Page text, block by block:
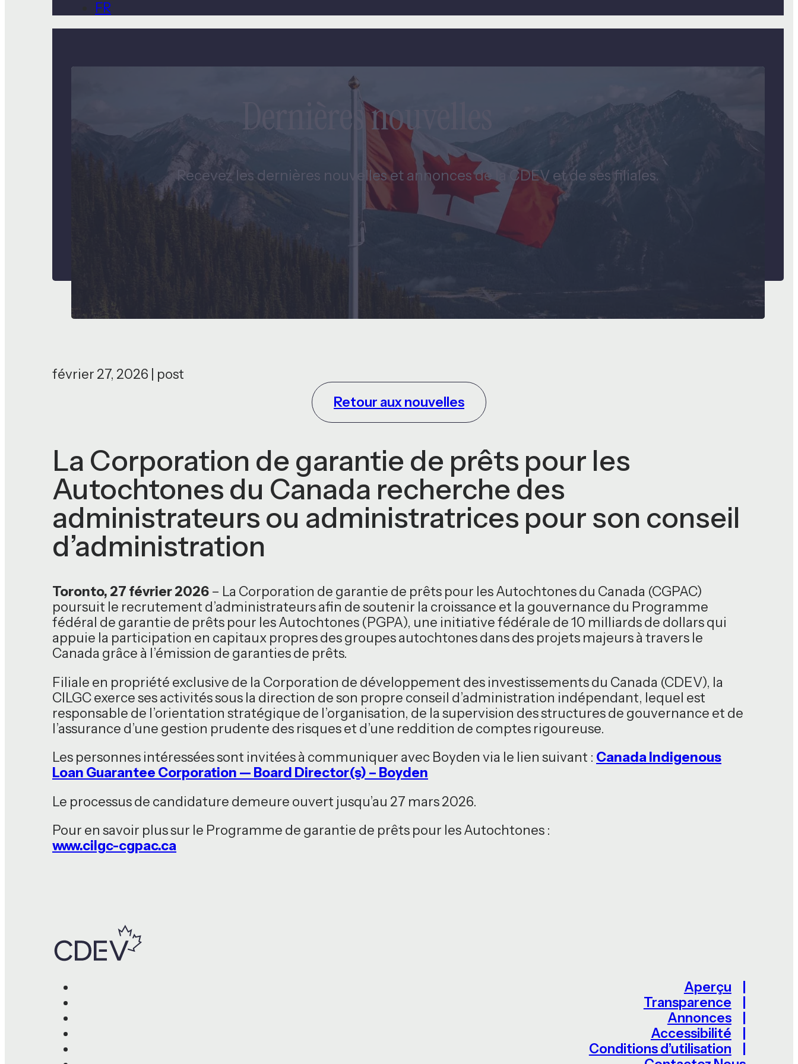
FR
Dernières nouvelles
Recevez les dernières nouvelles et annonces de la CDEV et de ses filiales.
février 27, 2026 | post
Retour aux nouvelles
La Corporation de garantie de prêts pour les
Autochtones du Canada recherche des
administrateurs ou administratrices pour son conseil
d’administration
Toronto, 27 février 2026 – La Corporation de garantie de prêts pour les Autochtones du Canada (CGPAC)
poursuit le recrutement d’administrateurs afin de soutenir la croissance et la gouvernance du Programme
fédéral de garantie de prêts pour les Autochtones (PGPA), une initiative fédérale de 10 milliards de dollars qui
appuie la participation en capitaux propres des groupes autochtones dans des projets majeurs à travers le
Canada grâce à l’émission de garanties de prêts.
Filiale en propriété exclusive de la Corporation de développement des investissements du Canada (CDEV), la
CILGC exerce ses activités sous la direction de son propre conseil d’administration indépendant, lequel est
responsable de l’orientation stratégique de l’organisation, de la supervision des structures de gouvernance et de
l’assurance d’une gestion prudente des risques et d’une reddition de comptes rigoureuse.
Les personnes intéressées sont invitées à communiquer avec Boyden via le lien suivant : Canada Indigenous
Loan Guarantee Corporation — Board Director(s) – Boyden
Le processus de candidature demeure ouvert jusqu’au 27 mars 2026.
Pour en savoir plus sur le Programme de garantie de prêts pour les Autochtones :
www.cilgc-cgpac.ca
Aperçu
Transparence
Annonces
Accessibilité
Conditions d’utilisation